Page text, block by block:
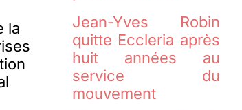
la
Jean-Yves Robin
quitte Eccleria après
huit années au
service du
mouvement